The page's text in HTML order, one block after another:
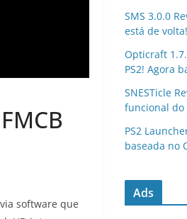
software que
SMS 3.0.0
está de volta!
Opticraft
PS2! Agora
SNESTicle
funcional do
PS2
baseada no
Ads